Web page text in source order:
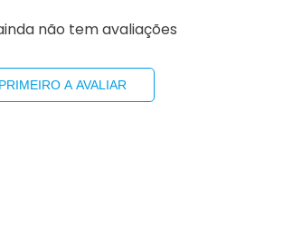
não tem avaliações
A AVALIAR